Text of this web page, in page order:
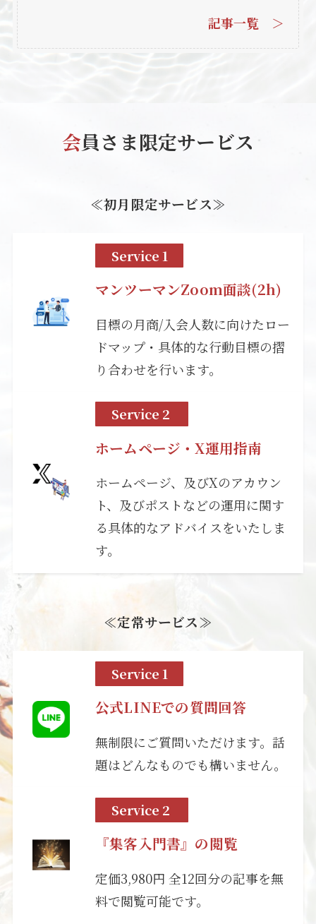
記事一覧 ＞
会員さま限定サービス
≪初月限定サービス≫
Service 1
マンツーマンZoom面談(2h)
目標の月商/入会人数に向けたロー
ドマップ・具体的な行動目標の摺
り合わせを行います。
Service 2
ホームページ・X運用指南
ホームページ、及びXのアカウン
ト、及びポストなどの運用に関す
る具体的なアドバイスをいたしま
す。
≪定常サービス≫
Service 1
公式LINEでの質問回答
無制限にご質問いただけます。話
題はどんなものでも構いません。
Service 2
『集客入門書』の閲覧
定価3,980円 全12回分の記事を無
料で閲覧可能です。